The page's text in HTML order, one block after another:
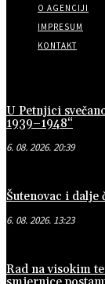
O AGENCIJI
IMPRESUM
KONTAKT
U Petnjici
1939–1948“
6. 08. 2026. 20:39
Šutenovac i dalje
6. 08. 2026. 13:23
Rad na visokim